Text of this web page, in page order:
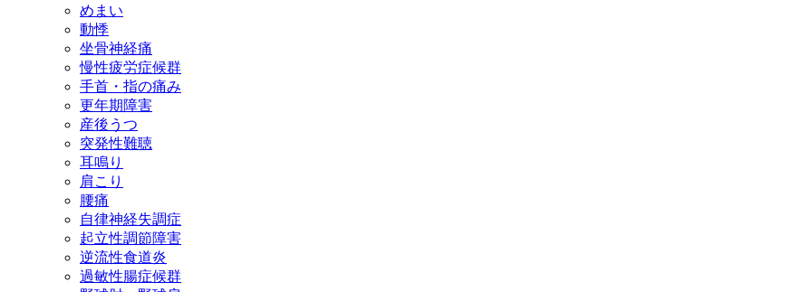
めまい
動悸
坐骨神経痛
慢性疲労症候群
手首・指の痛み
更年期障害
産後うつ
突発性難聴
耳鳴り
肩こり
腰痛
自律神経失調症
起立性調節障害
逆流性食道炎
過敏性腸症候群